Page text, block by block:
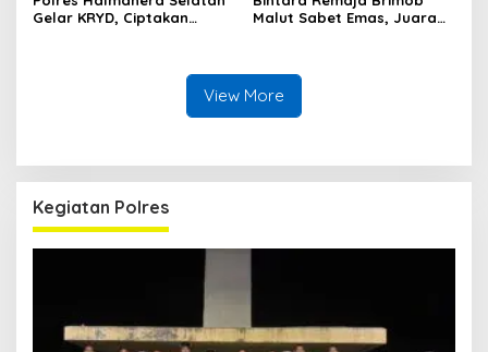
Gelar KRYD, Ciptakan
Malut Sabet Emas, Juara
View More
Kegiatan Polres